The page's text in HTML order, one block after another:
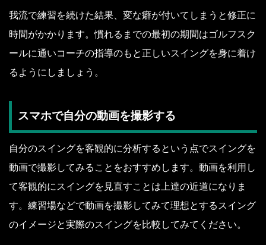
我流で練習を続けた結果、変な癖が付いてしまうと修正に
時間がかかります。慣れるまでの最初の期間はゴルフスク
ールに通いコーチの指導のもと正しいスイングを身に着け
るようにしましょう。
スマホで自分の動画を撮影する
自分のスイングを客観的に分析するという点でスイングを
動画で撮影してみることをおすすめします。動画を利用し
て客観的にスイングを見直すことは上達の近道になりま
す。練習場などで動画を撮影してみて理想とするスイング
のイメージと実際のスイングを比較してみてください。